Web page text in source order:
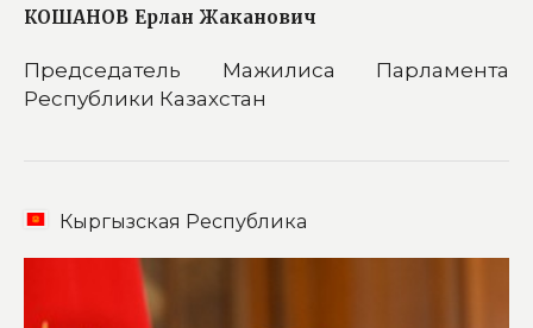
КОШАНОВ Ерлан Жаканович
Председатель Мажилиса Парламента
Республики Казахстан
Кыргызская Республика